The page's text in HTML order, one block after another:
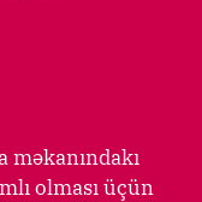
məkanındakı
olması üçün